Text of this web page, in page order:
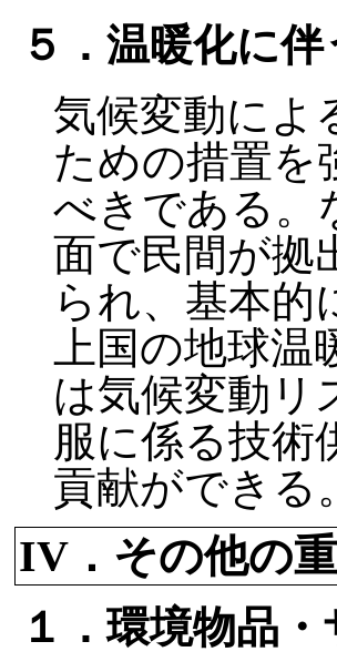
５．温暖化に
気候変動によ
ための措置を
べきである。
面で民間が拠
られ、基本的
上国の地球
は気候変動リ
服に係る技術
貢献ができる。
IV．その他の
１．環境物品